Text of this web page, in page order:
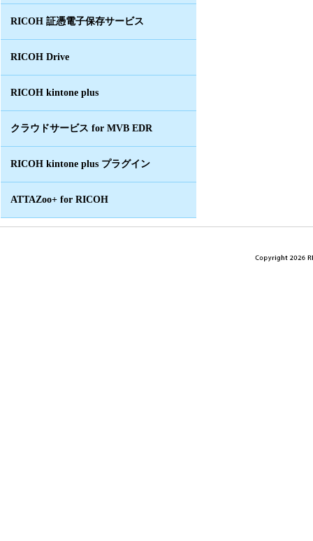
RICOH 証憑電子保存サービス
RICOH Drive
RICOH kintone plus
クラウドサービス for MVB EDR
RICOH kintone plus プラグイン
ATTAZoo+ for RICOH